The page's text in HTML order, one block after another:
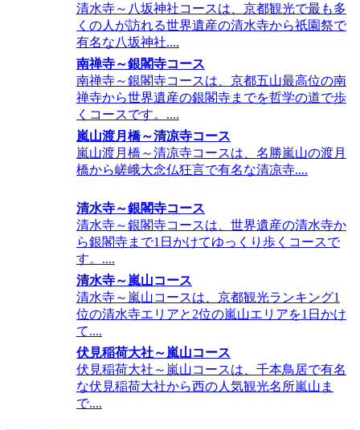
清水寺～八坂神社コースは、京都観光で最も多
くの人が訪れる世界遺産の清水寺から祇園祭で
有名な八坂神社....
南禅寺～銀閣寺コース
南禅寺～銀閣寺コースは、京都五山最高位の南
禅寺から世界遺産の銀閣寺までを哲学の道で歩
くコースです。....
嵐山渡月橋～清凉寺コース
嵐山渡月橋～清凉寺コースは、名勝嵐山の渡月
橋から嵯峨大念仏狂言で有名な清凉寺....
清水寺～銀閣寺コース
清水寺～銀閣寺コースは、世界遺産の清水寺か
ら銀閣寺まで1日かけてゆっくり歩くコースで
す。....
清水寺～嵐山コース
清水寺～嵐山コースは、京都観光ランキング1
位の清水寺エリアと2位の嵐山エリアを1日かけ
て....
伏見稲荷大社～嵐山コース
伏見稲荷大社～嵐山コースは、千本鳥居で有名
な伏見稲荷大社から西の人気観光名所嵐山ま
で....